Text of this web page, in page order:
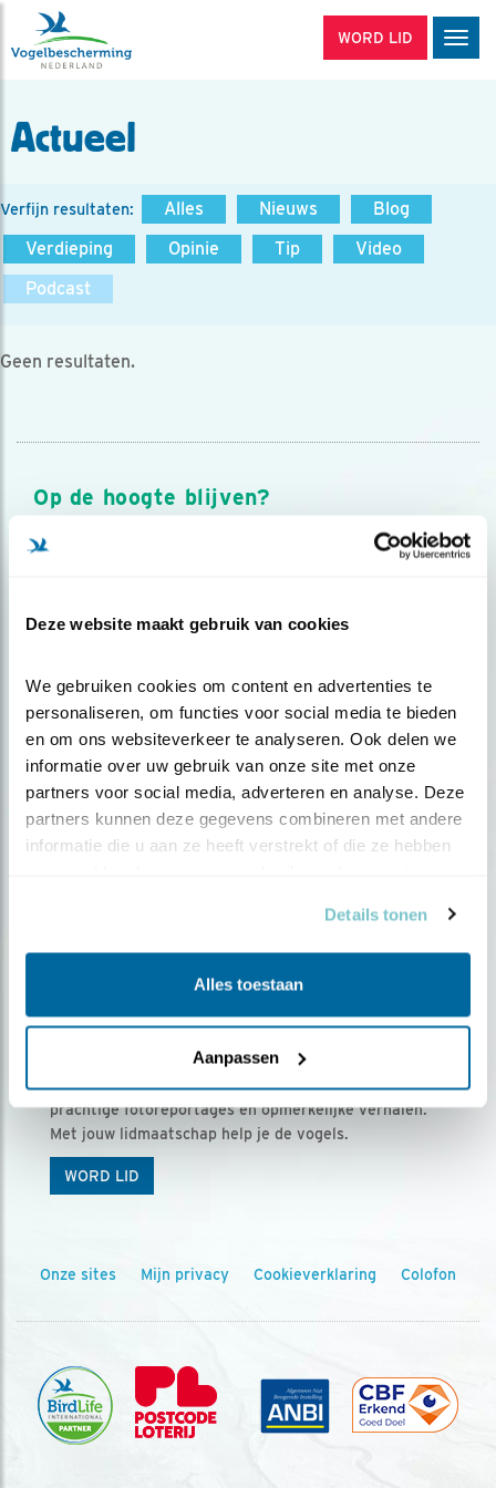
Deze website maakt gebruik van cookies
We gebruiken cookies om content en advertenties te
personaliseren, om functies voor social media te bieden
en om ons websiteverkeer te analyseren. Ook delen we
informatie over uw gebruik van onze site met onze
partners voor social media, adverteren en analyse. Deze
partners kunnen deze gegevens combineren met andere
informatie die u aan ze heeft verstrekt of die ze hebben
Details tonen
Alles toestaan
Aanpassen
WORD LID
Actueel
Verfijn resultaten: Alles Nieuws
Blog
Verdieping
Opinie Tip
Video
Podcast
Geen resultaten.
Op de hoogte blijven?
Meld je aan en ontvang nieuws, inspiratie, acties en tips
over vogels en activiteiten van Vogelbescherming.
Ontvang 5 x Vogels voor € 36,00 per jaar
Vogels is het tijdschrift voor onze leden, met
prachtige fotoreportages en opmerkelijke verhalen.
Met jouw lidmaatschap help je de vogels.
WORD LID
Onze sites Mijn privacy Cookieverklaring Colofon